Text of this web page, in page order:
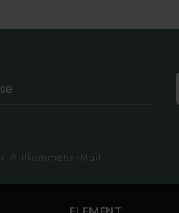
Willkommens-Mail